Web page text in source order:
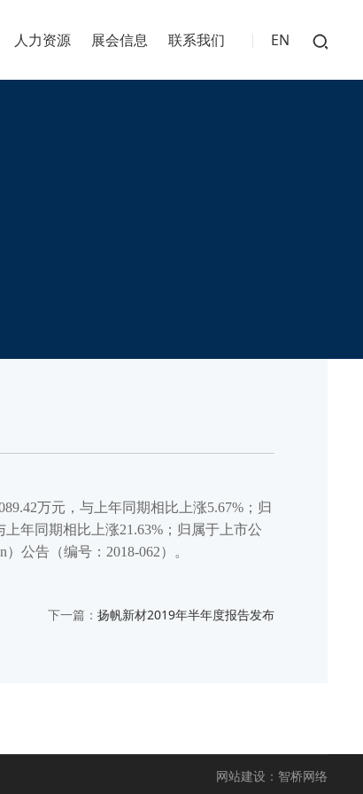
EN
人力资源 展会信息 联系我们
万元，与上年同期相比上涨5.67%；归
年同期相比上涨21.63%；归属于上市公
公告（编号：2018-062）。
下一篇：扬帆新材2019年半年度报告发布
网站建设：智桥网络